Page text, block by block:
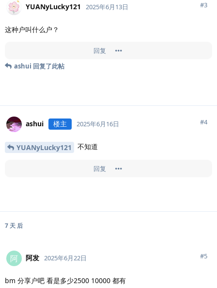
YUANyLucky121 2025年6月13日 #3
这种户叫什么户？
回复
ashui 回复了此帖
ashui 楼主 2025年6月16日 #4
YUANyLucky121 不知道
回复
7 天 后
阿 阿发 2025年6月22日 #5
bm 分享户吧 看是多少2500 10000 都有